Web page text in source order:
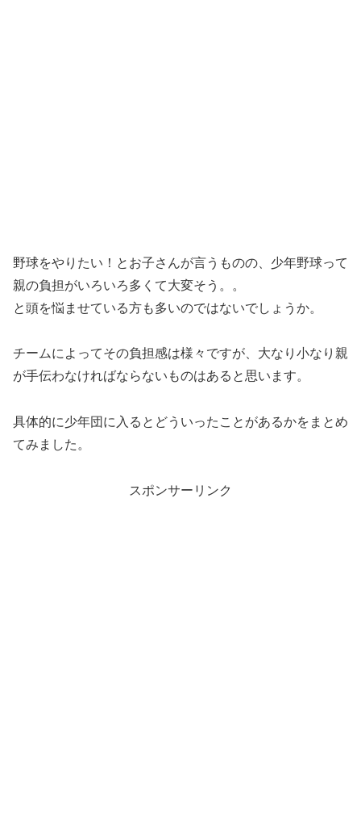
野球をやりたい！とお子さんが言うものの、少年野球って
親の負担がいろいろ多くて大変そう。。
と頭を悩ませている方も多いのではないでしょうか。
チームによってその負担感は様々ですが、大なり小なり親
が手伝わなければならないものはあると思います。
具体的に少年団に入るとどういったことがあるかをまとめ
てみました。
スポンサーリンク